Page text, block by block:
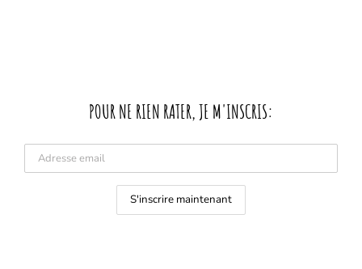
POUR NE RIEN RATER, JE M'INSCRIS: